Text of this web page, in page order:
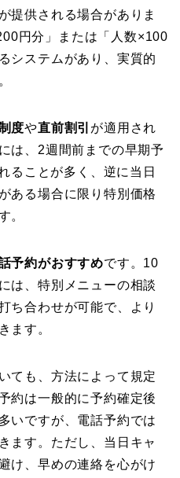
提供される場合がありま
円分」または「人数×100
システムがあり、実質的
度や直前割引 が適用され
は、2週間前までの早期予
ることが多く、逆に当日
ある場合に限り特別価格
。
予約がおすすめです。10
は、特別メニューの相談
ち合わせが可能で、より
ます。
ても、方法によって規定
約は一般的に予約確定後
いですが、電話予約では
ます。ただし、当日キャ
け、早めの連絡を心がけ